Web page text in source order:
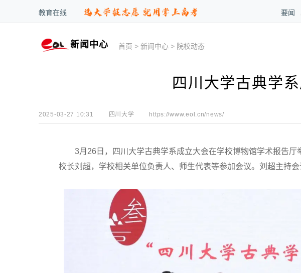
教育在线 要闻
新闻中心 首页 >新闻中心 > 院校动态
四川大学古典学
2025-03-27 10:31 四川大学 https://www.eol.cn/news/
3月26日，四川大学古典学系成立大会在学校博物馆学术报告厅
校长刘超，学校相关单位负责人、师生代表等参加会议。刘超主持会